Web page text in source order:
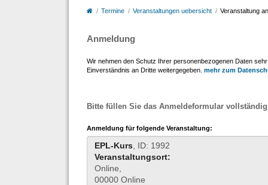
Termine Veranstaltungen uebersicht Veranstaltung
Anmeldung
Wir nehmen den Schutz Ihrer personenbezogenen Daten
Einverständnis an Dritte weitergegeben. mehr zum
Bitte füllen Sie das Anmeldeformular
Anmeldung für folgende Veranstaltung:
EPL-Kurs , ID: 1992
Veranstaltungsort:
Online,
00000 Online